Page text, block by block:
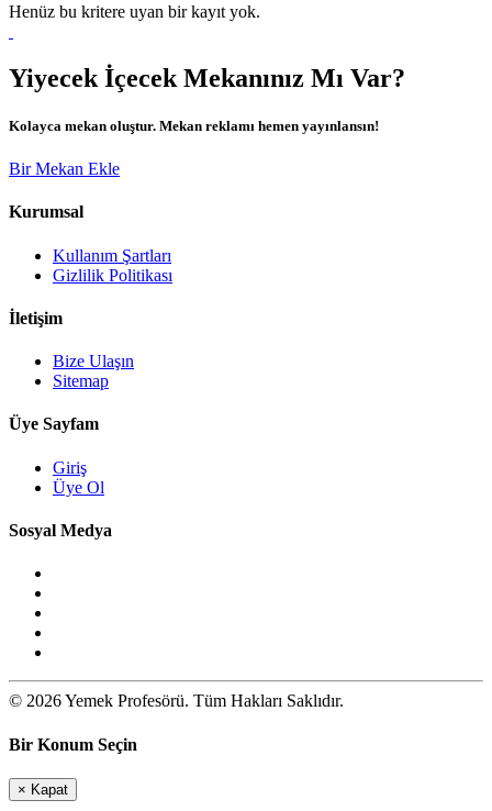
Henüz bu kritere uyan bir kayıt yok.
Yiyecek İçecek Mekanınız Mı Var?
Kolayca mekan oluştur. Mekan reklamı hemen yayınlansın!
Bir Mekan Ekle
Kurumsal
Kullanım Şartları
Gizlilik Politikası
İletişim
Bize Ulaşın
Sitemap
Üye Sayfam
Giriş
Üye Ol
Sosyal Medya
© 2026 Yemek Profesörü. Tüm Hakları Saklıdır.
Bir Konum Seçin
× Kapat